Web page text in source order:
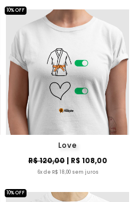
Love
R$ 120,00| R$ 108,00
6x de R$ 18,00 sem juros
10% OFF
10% OFF